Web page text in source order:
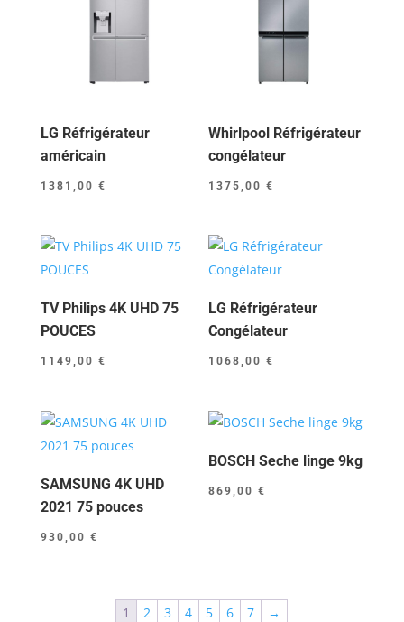
LG Réfrigérateur
américain
1381,00 €
Whirlpool Réfrigérateur
congélateur
1375,00€
TV Philips 4K UHD 75
POUCES
1149,00 €
LG Réfrigérateur
Congélateur
1068,00€
SAMSUNG 4K UHD
2021 75 pouces
930,00 €
BOSCH Seche linge 9kg
869,00€
1 2 3 4 5 6 7 →